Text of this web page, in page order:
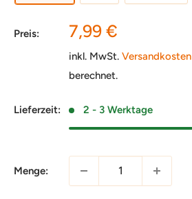
Preis: Sonderpreis
7,99 €
inkl. MwSt. Versandkosten
berechnet.
Lieferzeit: 2 - 3 Werktage
Menge: